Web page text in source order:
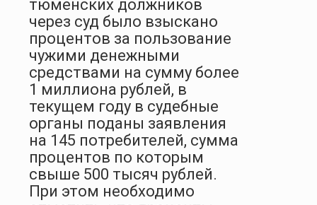
тюменских должников
через суд было взыскано
процентов за пользование
чужими денежными
средствами на сумму более
1 миллиона рублей, в
текущем году в судебные
органы поданы заявления
на 145 потребителей, сумма
процентов по которым
свыше 500 тысяч рублей.
При этом необходимо